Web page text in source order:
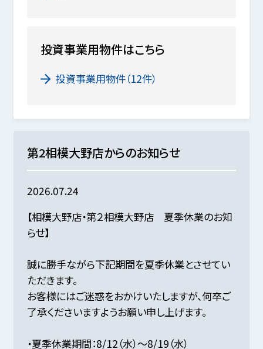
投資事業用物件はこちら
投資事業用物件（12件）
第2相模大野店からのお知らせ
2026.07.24
【相模大野店・第２相模大野店 夏季休業のお知
らせ】
誠に勝手ながら下記期間を夏季休業とさせてい
ただきます。
お客様にはご迷惑をおかけいたしますが、何卒ご
了承くださいますようお願い申し上げます。
・夏季休業期間：8/12（水）～8/19（水）